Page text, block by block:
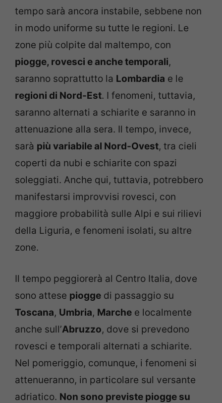
tempo sarà ancora instabile, sebbene non
in modo uniforme su tutte le regioni. Le
zone più colpite dal maltempo, con
piogge, rovesci e anche temporali,
saranno soprattutto la Lombardia e le
regioni di Nord-Est. I fenomeni, tuttavia,
saranno alternati a schiarite e saranno in
attenuazione alla sera. Il tempo, invece,
sarà più variabile al Nord-Ovest, tra cieli
coperti da nubi e schiarite con spazi
soleggiati. Anche qui, tuttavia, potrebbero
manifestarsi improvvisi rovesci, con
maggiore probabilità sulle Alpi e sui rilievi
della Liguria, e fenomeni isolati, su altre
zone.
Il tempo peggiorerà al Centro Italia, dove
sono attese piogge di passaggio su
Toscana, Umbria, Marche e localmente
anche sull’Abruzzo, dove si prevedono
rovesci e temporali alternati a schiarite.
Nel pomeriggio, comunque, i fenomeni si
attenueranno, in particolare sul versante
adriatico. Non sono previste piogge su